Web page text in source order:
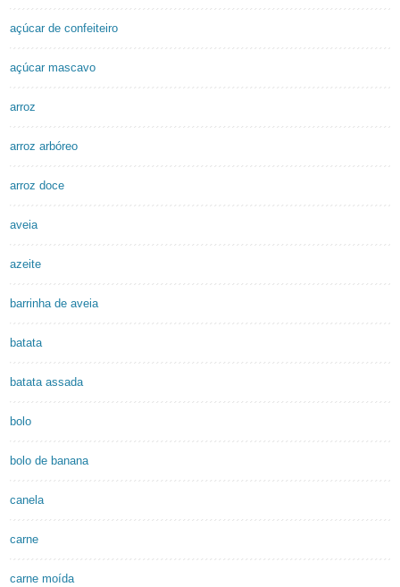
açúcar de confeiteiro
açúcar mascavo
arroz
arroz arbóreo
arroz doce
aveia
azeite
barrinha de aveia
batata
batata assada
bolo
bolo de banana
canela
carne
carne moída